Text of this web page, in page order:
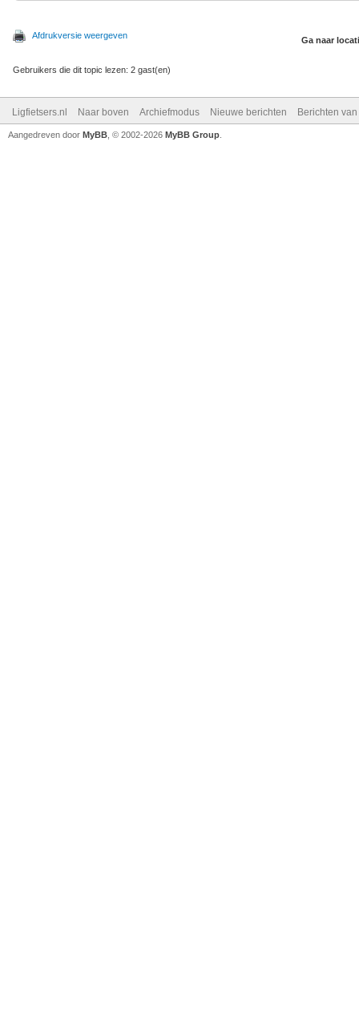
Afdrukversie weergeven Ga naar
Gebruikers die dit topic lezen: 2 gast(en)
Ligfietsers.nl Naar boven Archiefmodus Nieuwe berichten Berichten
Aangedreven door MyBB , © 2002-2026 MyBB Group